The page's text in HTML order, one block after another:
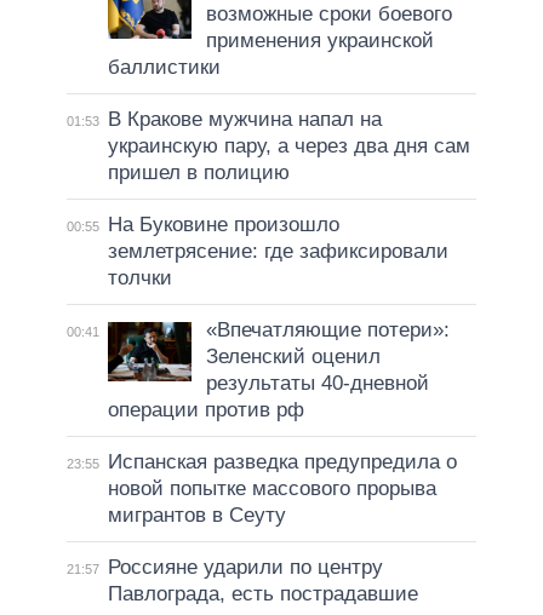
возможные сроки боевого
применения украинской
баллистики
01:53
В Кракове мужчина напал на
украинскую пару, а через два дня сам
пришел в полицию
00:55
На Буковине произошло
землетрясение: где зафиксировали
толчки
00:41
«Впечатляющие потери»:
Зеленский оценил
результаты 40-дневной
операции против рф
23:55
Испанская разведка предупредила о
новой попытке массового прорыва
мигрантов в Сеуту
21:57
Россияне ударили по центру
Павлограда, есть пострадавшие